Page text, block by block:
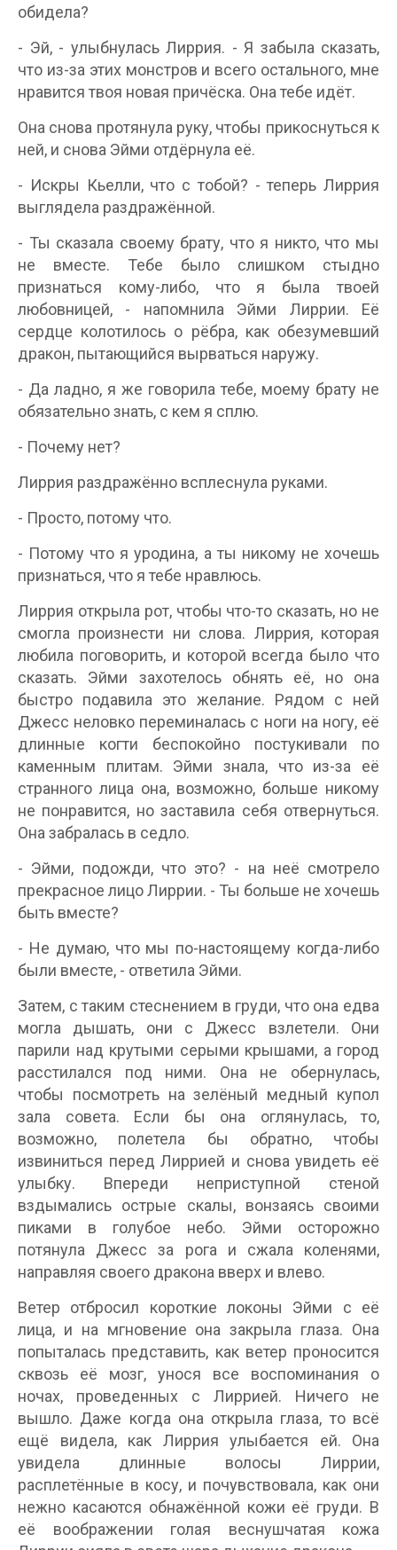
обидела?
- Эй, - улыбнулась Лиррия. - Я забыла сказать,
что из-за этих монстров и всего остального, мне
нравится твоя новая причёска. Она тебе идёт.
Она снова протянула руку, чтобы прикоснуться к
ней, и снова Эйми отдёрнула её.
- Искры Кьелли, что с тобой? - теперь Лиррия
выглядела раздражённой.
- Ты сказала своему брату, что я никто, что мы
не вместе. Тебе было слишком стыдно
признаться кому-либо, что я была твоей
любовницей, - напомнила Эйми Лиррии. Её
сердце колотилось о рёбра, как обезумевший
дракон, пытающийся вырваться наружу.
- Да ладно, я же говорила тебе, моему брату не
обязательно знать, с кем я сплю.
- Почему нет?
Лиррия раздражённо всплеснула руками.
- Просто, потому что.
- Потому что я уродина, а ты никому не хочешь
признаться, что я тебе нравлюсь.
Лиррия открыла рот, чтобы что-то сказать, но не
смогла произнести ни слова. Лиррия, которая
любила поговорить, и которой всегда было что
сказать. Эйми захотелось обнять её, но она
быстро подавила это желание. Рядом с ней
Джесс неловко переминалась с ноги на ногу, её
длинные когти беспокойно постукивали по
каменным плитам. Эйми знала, что из-за её
странного лица она, возможно, больше никому
не понравится, но заставила себя отвернуться.
Она забралась в седло.
- Эйми, подожди, что это? - на неё смотрело
прекрасное лицо Лиррии. - Ты больше не хочешь
быть вместе?
- Не думаю, что мы по-настоящему когда-либо
были вместе, - ответила Эйми.
Затем, с таким стеснением в груди, что она едва
могла дышать, они с Джесс взлетели. Они
парили над крутыми серыми крышами, а город
расстилался под ними. Она не обернулась,
чтобы посмотреть на зелёный медный купол
зала совета. Если бы она оглянулась, то,
возможно, полетела бы обратно, чтобы
извиниться перед Лиррией и снова увидеть её
улыбку. Впереди неприступной стеной
вздымались острые скалы, вонзаясь своими
пиками в голубое небо. Эйми осторожно
потянула Джесс за рога и сжала коленями,
направляя своего дракона вверх и влево.
Ветер отбросил короткие локоны Эйми с её
лица, и на мгновение она закрыла глаза. Она
попыталась представить, как ветер проносится
сквозь её мозг, унося все воспоминания о
ночах, проведенных с Лиррией. Ничего не
вышло. Даже когда она открыла глаза, то всё
ещё видела, как Лиррия улыбается ей. Она
увидела длинные волосы Лиррии,
расплетённые в косу, и почувствовала, как они
нежно касаются обнажённой кожи её груди. В
её воображении голая веснушчатая кожа